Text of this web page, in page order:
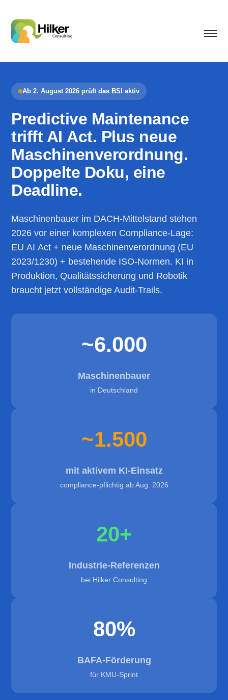
Ab 2. August 2026 prüft das BSI aktiv
Predictive Maintenance
trifft AI Act. Plus neue
Maschinenverordnung.
Doppelte Doku, eine
Deadline.
Maschinenbauer im DACH-Mittelstand stehen
2026 vor einer komplexen Compliance-Lage:
EU AI Act + neue Maschinenverordnung (EU
2023/1230) + bestehende ISO-Normen. KI in
Produktion, Qualitätssicherung und Robotik
braucht jetzt vollständige Audit-Trails.
~6.000
Maschinenbauer
in Deutschland
~1.500
mit aktivem KI-Einsatz
compliance-pflichtig ab Aug. 2026
20+
Industrie-Referenzen
bei Hilker Consulting
80%
BAFA-Förderung
für KMU-Sprint